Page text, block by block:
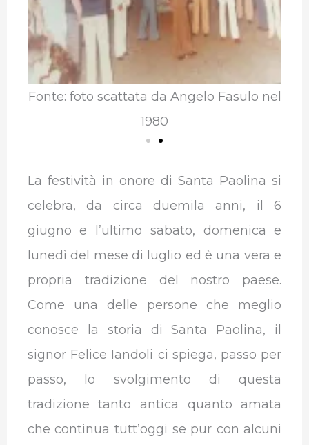
Fonte: foto scattata da Angelo Fasulo nel
1980
La festività in onore di Santa Paolina si
celebra, da circa duemila anni, il 6
giugno e l’ultimo sabato, domenica e
lunedì del mese di luglio ed è una vera e
propria tradizione del nostro paese.
Come una delle persone che meglio
conosce la storia di Santa Paolina, il
signor Felice Iandoli ci spiega, passo per
passo, lo svolgimento di questa
tradizione tanto antica quanto amata
che continua tutt’oggi se pur con alcuni